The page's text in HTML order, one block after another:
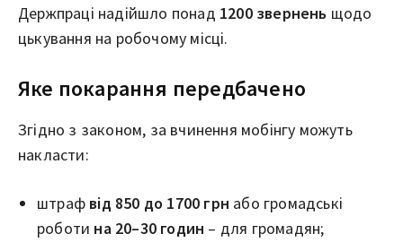
Держпраці надійшло понад 1200 звернень щодо
цькування на робочому місці.
Яке покарання передбачено
Згідно з законом, за вчинення мобінгу можуть
накласти:
штраф від 850 до 1700 грн або громадські
роботи на 20–30 годин – для громадян;